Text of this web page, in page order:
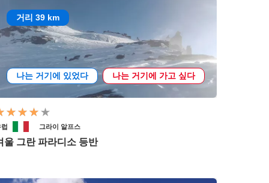
거리 39 km
나는 거기에 있었다 나는 거기에 가고 싶다
그라이 알프스
울 그란 파라디소 등반